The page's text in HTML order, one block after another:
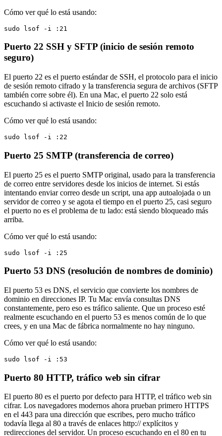
Cómo ver qué lo está usando:
sudo lsof -i :21
Puerto 22 SSH y SFTP (inicio de sesión remoto
seguro)
El puerto 22 es el puerto estándar de SSH, el protocolo para el inicio
de sesión remoto cifrado y la transferencia segura de archivos (SFTP
también corre sobre él). En una Mac, el puerto 22 solo está
escuchando si activaste el Inicio de sesión remoto.
Cómo ver qué lo está usando:
sudo lsof -i :22
Puerto 25 SMTP (transferencia de correo)
El puerto 25 es el puerto SMTP original, usado para la transferencia
de correo entre servidores desde los inicios de internet. Si estás
intentando enviar correo desde un script, una app autoalojada o un
servidor de correo y se agota el tiempo en el puerto 25, casi seguro
el puerto no es el problema de tu lado: está siendo bloqueado más
arriba.
Cómo ver qué lo está usando:
sudo lsof -i :25
Puerto 53 DNS (resolución de nombres de dominio)
El puerto 53 es DNS, el servicio que convierte los nombres de
dominio en direcciones IP. Tu Mac envía consultas DNS
constantemente, pero eso es tráfico saliente. Que un proceso esté
realmente escuchando en el puerto 53 es menos común de lo que
crees, y en una Mac de fábrica normalmente no hay ninguno.
Cómo ver qué lo está usando:
sudo lsof -i :53
Puerto 80 HTTP, tráfico web sin cifrar
El puerto 80 es el puerto por defecto para HTTP, el tráfico web sin
cifrar. Los navegadores modernos ahora prueban primero HTTPS
en el 443 para una dirección que escribes, pero mucho tráfico
todavía llega al 80 a través de enlaces http:// explícitos y
redirecciones del servidor. Un proceso escuchando en el 80 en tu